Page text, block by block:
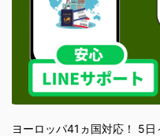
ヨーロッパ41ヵ国対応！ 5